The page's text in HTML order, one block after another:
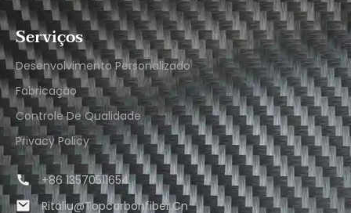
Serviços
Desenvolvimento Personalizado
Fabricação
Controle De Qualidade
Privacy Policy
+86 13570511654
Ritaliu@topcarbonfiber.cn